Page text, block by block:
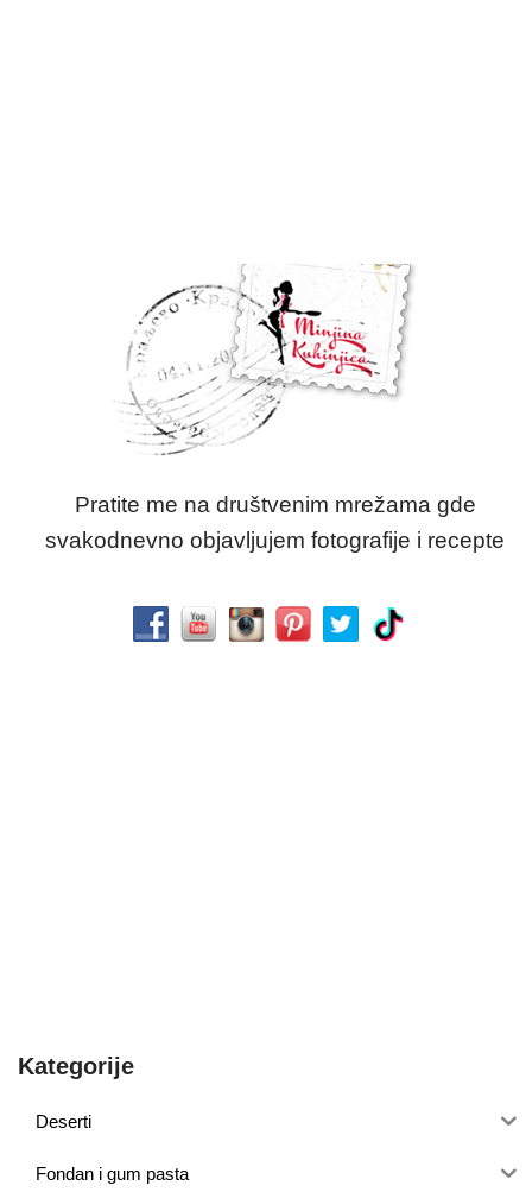
Pratite me na društvenim mrežama gde
svakodnevno objavljujem fotografije i recepte
Kategorije
Deserti
Fondan i gum pasta